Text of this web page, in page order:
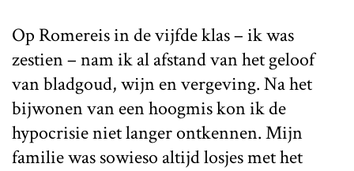
Op Romereis in de vijfde klas – ik was
zestien – nam ik al afstand van het geloof
van bladgoud, wijn en vergeving. Na het
bijwonen van een hoogmis kon ik de
hypocrisie niet langer ontkennen. Mijn
familie was sowieso altijd losjes met het